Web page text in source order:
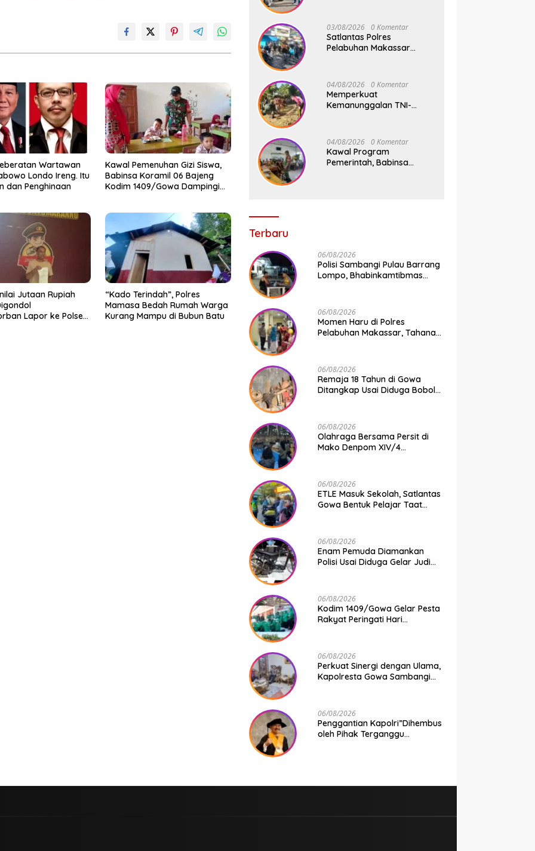
Wartawan
Londo Ireng. Itu
dan Penghinaan
Kawal Pemenuhan Gizi Siswa,
Babinsa Koramil 06 Bajeng
Kodim 1409/Gowa Dampingi
Jutaan Rupiah
Lapor ke Polsek
“Kado Terindah”, Polres
Mamasa Bedah Rumah Warga
Kurang Mampu di Bubun Batu
03/08/2026 0 Komentar
Satlantas Polres
Pelabuhan Makassar
Aman dan Lancar
04/08/2026 0 Komentar
Memperkuat
Kemanunggalan TNI-
Gelar Karya Bakti
Bersama Pemdes Jipang
04/08/2026 0 Komentar
Kawal Program
Pemerintah, Babinsa
Terbaru
06/08/2026
Polisi Sambangi Pulau Barrang
Lompo, Bhabinkamtibmas
06/08/2026
Momen Haru di Polres
Pelabuhan Makassar, Tahanan
Pernikahan
06/08/2026
Remaja 18 Tahun di Gowa
Ditangkap Usai Diduga Bobol
06/08/2026
Olahraga Bersama Persit di
Mako Denpom XIV/4
Pertambahan Usia
06/08/2026
ETLE Masuk Sekolah, Satlantas
Gowa Bentuk Pelajar Taat
06/08/2026
Enam Pemuda Diamankan
Polisi Usai Diduga Gelar Judi
06/08/2026
Kodim 1409/Gowa Gelar Pesta
Rakyat Peringati Hari
06/08/2026
Perkuat Sinergi dengan Ulama,
Kapolresta Gowa Sambangi
06/08/2026
Penggantian Kapolri”Dihembus
oleh Pihak Terganggu